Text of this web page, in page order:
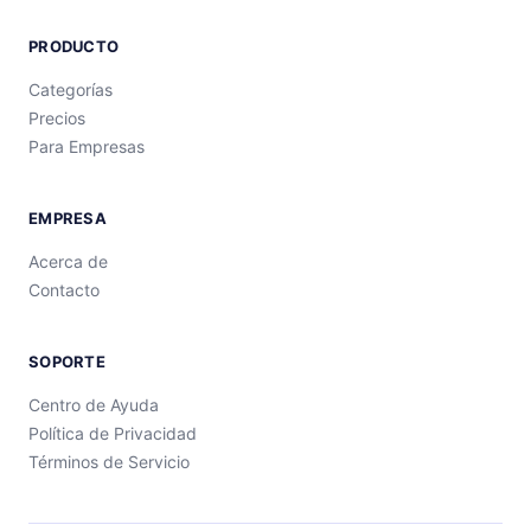
PRODUCTO
Categorías
Precios
Para Empresas
EMPRESA
Acerca de
Contacto
SOPORTE
Centro de Ayuda
Política de Privacidad
Términos de Servicio